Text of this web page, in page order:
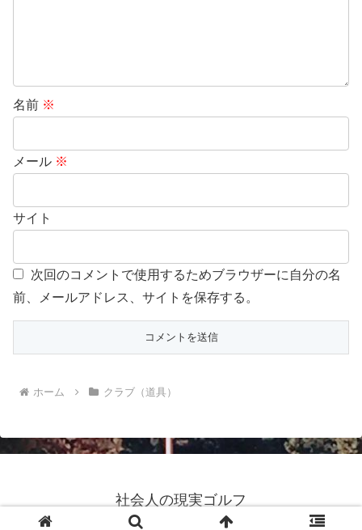
名前 ※
メール ※
サイト
次回のコメントで使用するためブラウザーに自分の名
前、メールアドレス、サイトを保存する。
ホーム クラブ（道具）
社会人の現実ゴルフ
© 2020 社会人の現実ゴルフ.